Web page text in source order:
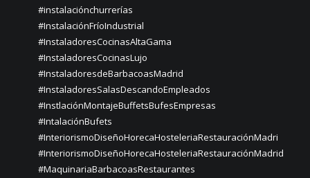
#instalaciónchurrerías
#InstalaciónFríoIndustrial
#InstaladoresCocinasAltaGama
#InstaladoresCocinasLujo
#InstaladoresdeBarbacoasMadrid
#InstaladoresSalasDescandoEmpleados
#InstlaciónMontajeBuffetsBufesEmpresas
#IntalaciónBufets
#InteriorismoDiseñoHorecaHosteleriaRestauraciónMadri
#InteriorismoDiseñoHorecaHosteleriaRestauraciónMadrid
#MaquinariaBarbacoasRestaurantes